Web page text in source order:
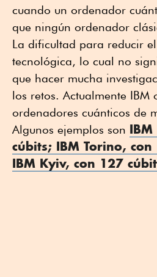
cuando un ordenador
que ningún ordenador
La dificultad para reducir
tecnológica, lo cual no
que hacer mucha
los retos. Actualmente IBM
ordenadores cuánticos de
Algunos ejemplos son IBM
cúbits; IBM Torino,
IBM Kyiv, con 127